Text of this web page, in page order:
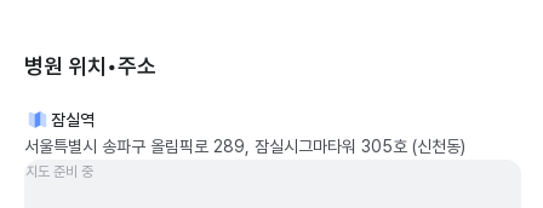
병원 위치•주소
잠실역
서울특별시 송파구 올림픽로 289, 잠실시그마타워 305호 (신천동)
지도 준비 중